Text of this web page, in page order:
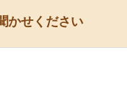
かせください